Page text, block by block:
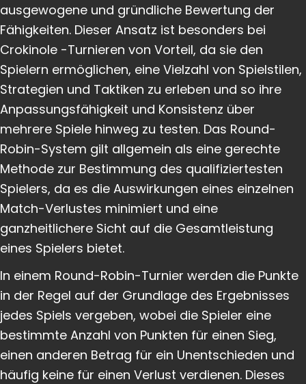
ausgewogene und gründliche Bewertung der
Fähigkeiten. Dieser Ansatz ist besonders bei
Crokinole -Turnieren von Vorteil, da sie den
Spielern ermöglichen, eine Vielzahl von Spielstilen,
Strategien und Taktiken zu erleben und so ihre
Anpassungsfähigkeit und Konsistenz über
mehrere Spiele hinweg zu testen. Das Round-
Robin-System gilt allgemein als eine gerechte
Methode zur Bestimmung des qualifiziertesten
Spielers, da es die Auswirkungen eines einzelnen
Match-Verlustes minimiert und eine
ganzheitlichere Sicht auf die Gesamtleistung
eines Spielers bietet.
In einem Round-Robin-Turnier werden die Punkte
in der Regel auf der Grundlage des Ergebnisses
jedes Spiels vergeben, wobei die Spieler eine
bestimmte Anzahl von Punkten für einen Sieg,
einen anderen Betrag für ein Unentschieden und
häufig keine für einen Verlust verdienen. Dieses